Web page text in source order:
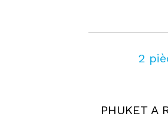
2
PHUKET A